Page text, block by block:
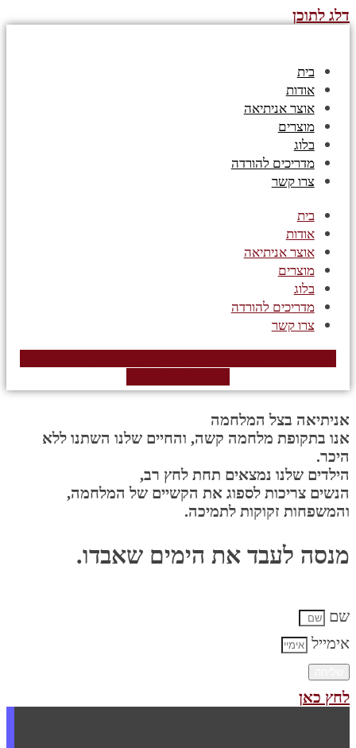
דלג לתוכן
בית
אודות
אוצר אניתיאה
מוצרים
בלוג
מדריכים להורדה
צרו קשר
בית
אודות
אוצר אניתיאה
מוצרים
בלוג
מדריכים להורדה
צרו קשר
אניתיאה בצל המלחמה
אנו בתקופת מלחמה קשה, והחיים שלנו השתנו ללא
היכר.
הילדים שלנו נמצאים תחת לחץ רב,
הנשים צריכות לספוג את הקשיים של המלחמה,
והמשפחות זקוקות לתמיכה.
מנסה לעבד את הימים שאבדו.
שם
אימייל
לחץ כאן